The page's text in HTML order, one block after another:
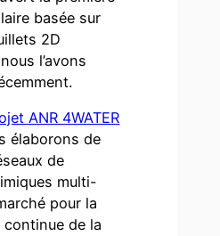
basée sur
2D
l’avons
ANR 4WATER
élaborons de
de
multi-
pour la
continue de la